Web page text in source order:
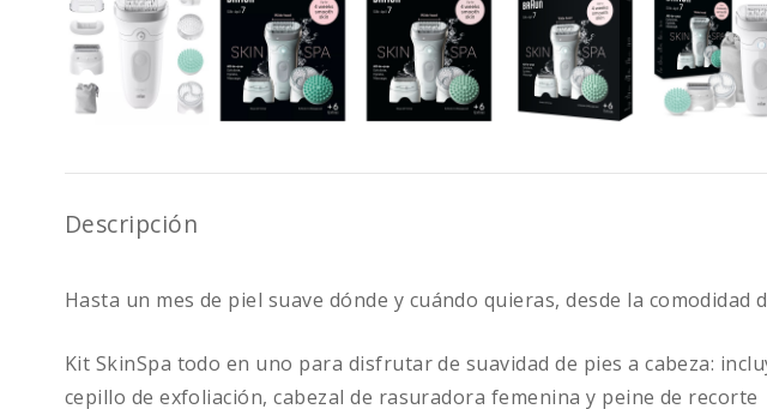
Descripción
Hasta un mes de piel suave dónde y cuándo quieras, desde la comodidad
Kit SkinSpa todo en uno para disfrutar de suavidad de pies a cabeza:
cepillo de exfoliación, cabezal de rasuradora femenina y peine de recorte